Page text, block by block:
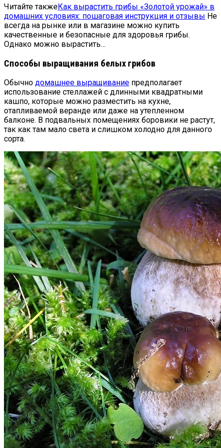
Читайте такжеКак вырастить грибы «Золотой урожай» в
домашних условиях: пошаговая инструкция и отзывы Не
всегда на рынке или в магазине можно купить
качественные и безопасные для здоровья грибы.
Однако можно вырастить…
Способы выращивания белых грибов
Обычно домашнее выращивание предполагает
использование стеллажей с длинными квадратными
кашпо, которые можно разместить на кухне,
отапливаемой веранде или даже на утепленном
балконе. В подвальных помещениях боровики не растут,
так как там мало света и слишком холодно для данного
сорта.